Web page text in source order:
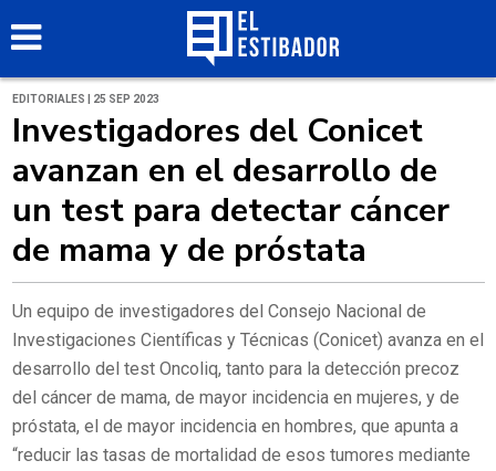
EDITORIALES | 25 SEP 2023
Investigadores del Conicet
avanzan en el desarrollo de
un test para detectar cáncer
de mama y de próstata
Un equipo de investigadores del Consejo Nacional de
Investigaciones Científicas y Técnicas (Conicet) avanza en el
desarrollo del test Oncoliq, tanto para la detección precoz
del cáncer de mama, de mayor incidencia en mujeres, y de
próstata, el de mayor incidencia en hombres, que apunta a
“reducir las tasas de mortalidad de esos tumores mediante